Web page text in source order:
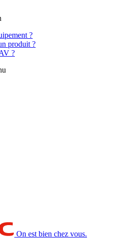
?
produit ?
?
On est bien chez vous.